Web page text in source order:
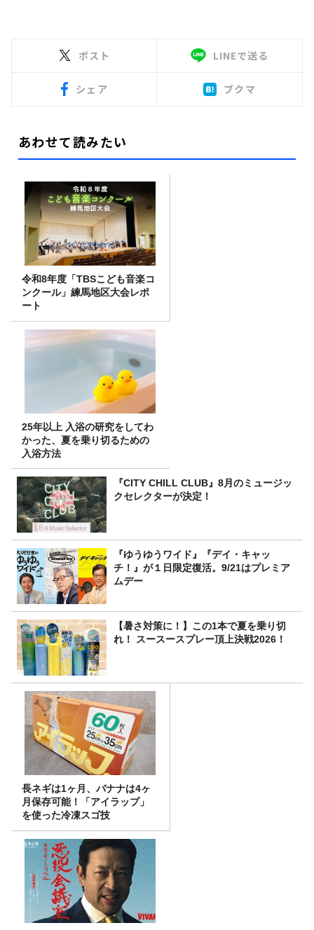
ポスト LINEで送る
シェア ブクマ
あわせて読みたい
令和8年度「TBSこども音楽コ
ンクール」練馬地区大会レポ
ート
25年以上 入浴の研究をしてわ
かった、夏を乗り切るための
入浴方法
『CITY CHILL CLUB』8月のミュージッ
クセレクターが決定！
『ゆうゆうワイド』『デイ・キャッ
チ！』が１日限定復活。9/21はプレミア
ムデー
【暑さ対策に！】この1本で夏を乗り切
れ！ スースースプレー頂上決戦2026！
長ネギは1ヶ月、バナナは4ヶ
月保存可能！「アイラップ」
を使った冷凍スゴ技